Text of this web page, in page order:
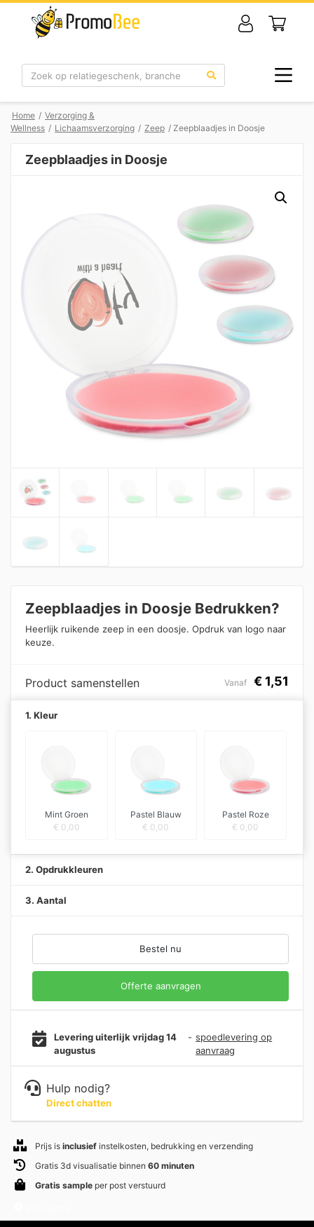
Zoek
Home / Verzorging &
Wellness / Lichaamsverzorging / Zeep / Zeepblaadjes in Doosje
Zeepblaadjes in Doosje
Zeepblaadjes in Doosje Bedrukken?
Heerlijk ruikende zeep in een doosje. Opdruk van logo naar
keuze.
Product samenstellen Vanaf € 1,51
1. Kleur
Mint Groen
€ 0,00
Pastel Blauw
€ 0,00
Pastel Roze
€ 0,00
2. Opdrukkleuren
3. Aantal
Bestel nu
Offerte aanvragen
Levering uiterlijk vrijdag 14
augustus
- spoedlevering op
aanvraag
Hulp nodig?
Direct chatten
Prijs is inclusief instelkosten, bedrukking en verzending
Gratis 3d visualisatie binnen 60 minuten
Gratis sample per post verstuurd